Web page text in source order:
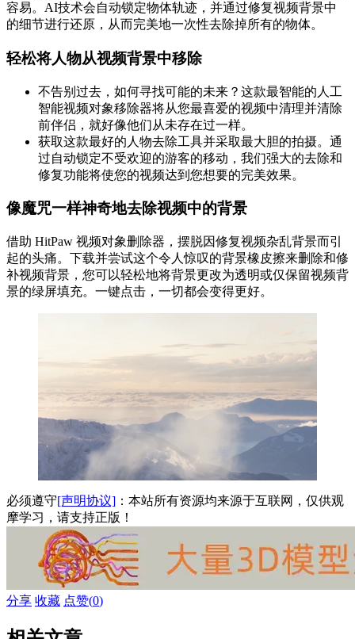
容易。AI技术会自动锁定物体轨迹，并通过修复视频背景中
的细节进行还原，从而完美地一次性去除掉所有的物体。
轻松将人物从视频背景中移除
不告别过去，如何寻找可能的未来？这款最智能的人工
智能视频对象移除器将从您最喜爱的视频中清理并清除
前伴侣，就好像他们从未存在过一样。
获取这款最好的人物去除工具并采取最大胆的拍摄。通
过自动锁定不受欢迎的游客的移动，我们强大的去除和
修复功能将使您的视频达到您想要的完美效果。
像魔咒一样神奇地去除视频中的背景
借助 HitPaw 视频对象删除器，摆脱因修复视频杂乱背景而引
起的头痛。下载并尝试这个令人惊叹的背景橡皮擦来删除和修
补视频背景，您可以轻松地将背景更改为透明或仅保留视频背
景的绿屏填充。一键点击，一切都会变得更好。
必须遵守[声明协议] ：本站所有资源均来源于互联网，仅供观
摩学习，请支持正版！
分享 收藏 点赞(0)